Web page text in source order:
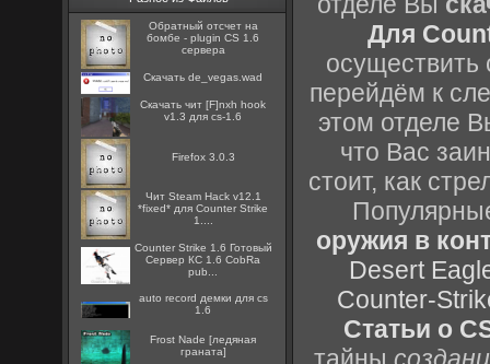
Обратный отсчет на
бомбе - plugin CS 1.6
сервера
Скачать de_vegas.wad
Скачать чит [F]nxh hook
v1.3 для cs-1.6
Firefox 3.0.3
Чит Steam Hack v12.1
*fixed* для Counter Strike
1....
Counter Strike 1.6 Готовый
Сервер КС 1.6 CobRa
pub...
auto record демки для cs
1.6
Frost Nade [ледяная
граната]
Для
осуществить
перейдём к
этом отделе
что Вас
стоит, как
оружия в
Desert
Counter-
Статьи о